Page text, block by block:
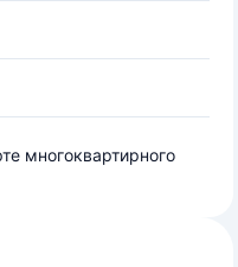
многоквартирного